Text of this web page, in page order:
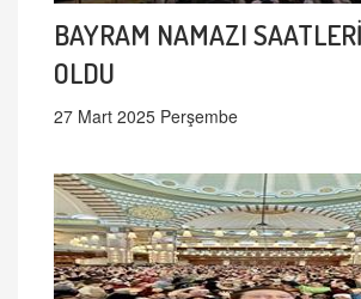
BAYRAM NAMAZI
OLDU
27 Mart 2025 Perşembe